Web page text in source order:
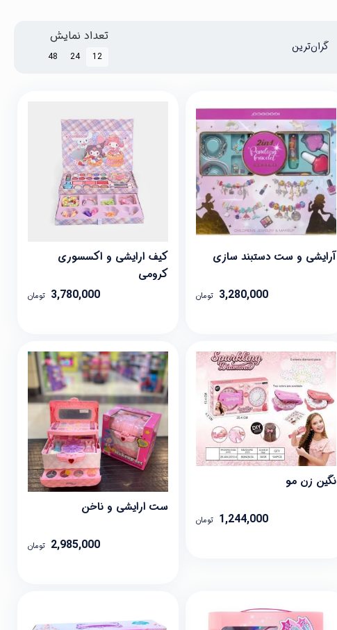
گران‌ترین
تعداد نمایش
12
24
48
آرایشی و ست دستبند سازی
3,280,000 تومان
کیف ارایشی و اکسسوری
کرومی
3,780,000 تومان
نگین زن مو
1,244,000 تومان
ست ارایشی و ناخن
2,985,000 تومان